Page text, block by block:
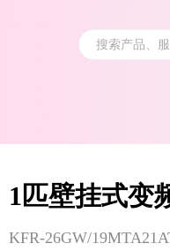
搜索产品、
1匹壁挂式变
KFR-26GW/